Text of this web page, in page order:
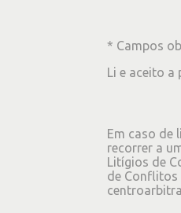
* Campos
Li e aceito a
Em caso de
recorrer a
Litígios de
de Conflitos